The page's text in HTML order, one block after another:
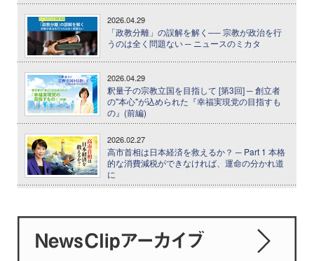
2026.04.29
「政教分離」の誤解を解く── 宗教が政治を行
うのは全く問題ない ─ ニュースのミカタ
2026.04.29
釈量子の宗教立国を目指して [第3回] ─ 創立者
の"本心"が込められた『幸福実現党の目指すも
の』(前編)
2026.02.27
高市首相は日本経済を救えるか？ ─ Part 1 本格
的な消費減税ができなければ、運命の分かれ道
に